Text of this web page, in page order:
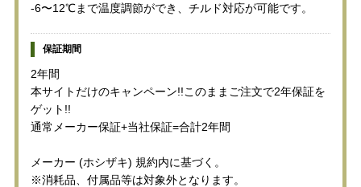
-6〜12℃まで温度調節ができ、チルド対応が可能です。
保証期間
2年間
本サイトだけのキャンペーン!!このままご注文で2年保証を
ゲット!!
通常メーカー保証+当社保証=合計2年間
メーカー (ホシザキ) 規約内に基づく。
※消耗品、付属品等は対象外となります。